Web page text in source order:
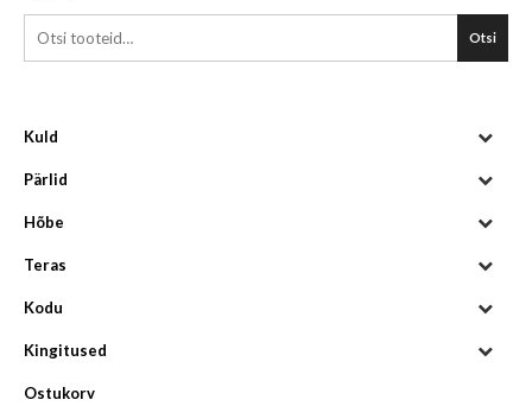
Otsi
Kuld
Pärlid
Hõbe
Teras
Kodu
Kingitused
Ostukorv